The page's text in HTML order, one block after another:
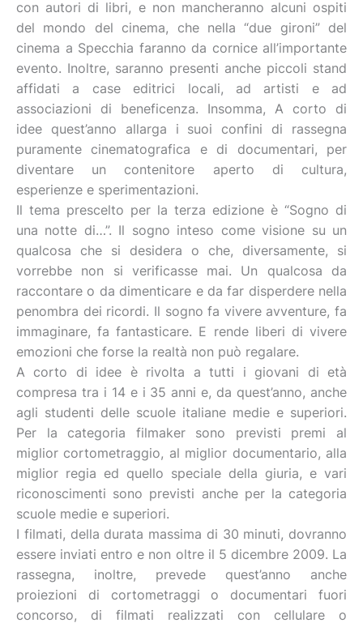
con autori di libri, e non mancheranno alcuni ospiti
del mondo del cinema, che nella “due gironi” del
cinema a Specchia faranno da cornice all’importante
evento. Inoltre, saranno presenti anche piccoli stand
affidati a case editrici locali, ad artisti e ad
associazioni di beneficenza. Insomma, A corto di
idee quest’anno allarga i suoi confini di rassegna
puramente cinematografica e di documentari, per
diventare un contenitore aperto di cultura,
esperienze e sperimentazioni.
Il tema prescelto per la terza edizione è “Sogno di
una notte di…”. Il sogno inteso come visione su un
qualcosa che si desidera o che, diversamente, si
vorrebbe non si verificasse mai. Un qualcosa da
raccontare o da dimenticare e da far disperdere nella
penombra dei ricordi. Il sogno fa vivere avventure, fa
immaginare, fa fantasticare. E rende liberi di vivere
emozioni che forse la realtà non può regalare.
A corto di idee è rivolta a tutti i giovani di età
compresa tra i 14 e i 35 anni e, da quest’anno, anche
agli studenti delle scuole italiane medie e superiori.
Per la categoria filmaker sono previsti premi al
miglior cortometraggio, al miglior documentario, alla
miglior regia ed quello speciale della giuria, e vari
riconoscimenti sono previsti anche per la categoria
scuole medie e superiori.
I filmati, della durata massima di 30 minuti, dovranno
essere inviati entro e non oltre il 5 dicembre 2009. La
rassegna, inoltre, prevede quest’anno anche
proiezioni di cortometraggi o documentari fuori
concorso, di filmati realizzati con cellulare o